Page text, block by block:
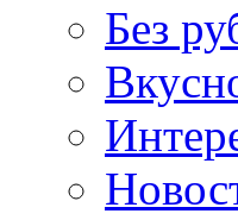
Без